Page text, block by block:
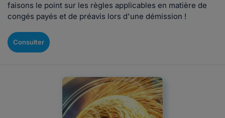
faisons le point sur les règles applicables en matière de
congés payés et de préavis lors d'une démission !
Consulter